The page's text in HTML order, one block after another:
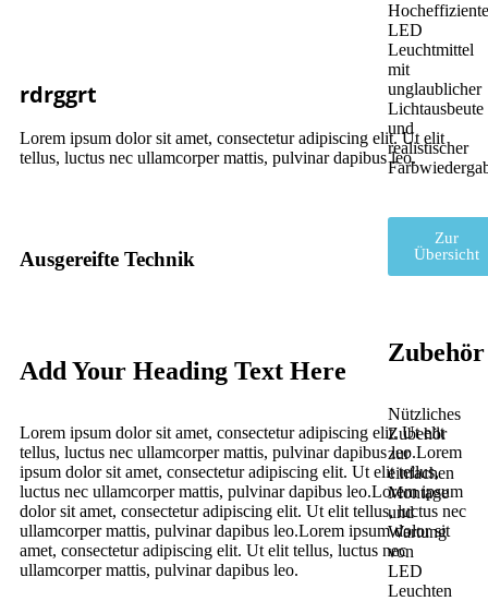
LED
Leuchtmittel
mit
unglaublicher
Lichtausbeute
und
realistischer
Zur
Übersicht
Zubehör
Nützliches
Zubehör
zur
einfachen
Montage
und
Wartung
von
LED
Leuchten
rdrggrt
Lorem ipsum dolor sit amet, consectetur adipiscing elit. Ut elit
tellus, luctus nec ullamcorper mattis, pulvinar dapibus leo.
Ausgereifte Technik
Add Your Heading Text Here
Lorem ipsum dolor sit amet, consectetur adipiscing elit. Ut elit
tellus, luctus nec ullamcorper mattis, pulvinar dapibus leo.Lorem
ipsum dolor sit amet, consectetur adipiscing elit. Ut elit tellus,
luctus nec ullamcorper mattis, pulvinar dapibus leo.Lorem ipsum
dolor sit amet, consectetur adipiscing elit. Ut elit tellus, luctus nec
ullamcorper mattis, pulvinar dapibus leo.Lorem ipsum dolor sit
amet, consectetur adipiscing elit. Ut elit tellus, luctus nec
ullamcorper mattis, pulvinar dapibus leo.